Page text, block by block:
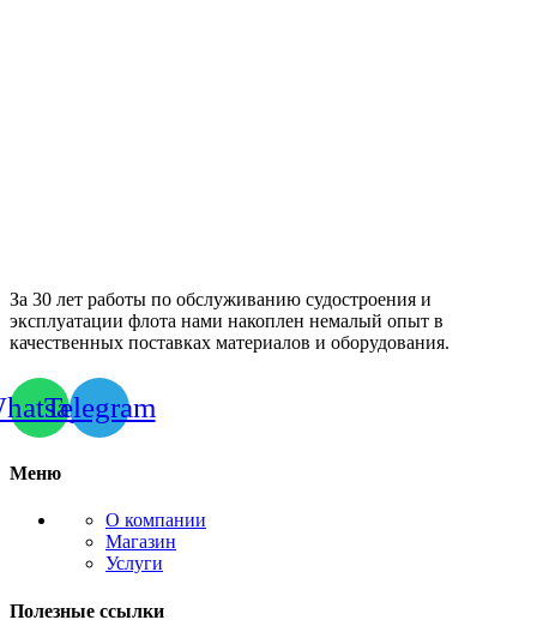
За 30 лет работы по обслуживанию судостроения и
эксплуатации флота нами накоплен немалый опыт в
качественных поставках материалов и оборудования.
Telegram
Меню
О компании
Магазин
Услуги
Полезные ссылки